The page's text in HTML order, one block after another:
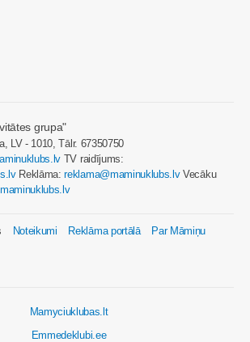
grupa"
LV - 1010, Tālr. 67350750
TV raidījums:
Reklāma:reklama@maminuklubs.lvVecāku
Noteikumi Reklāma portālā
Par Māmiņu
Mamyciuklubas.lt
Emmedeklubi.ee